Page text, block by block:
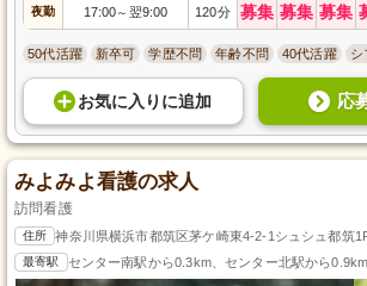
夜勤 17:00～ 翌9:00 120分 募集 募集 募集
50代活躍 新卒可 学歴不問 年齢不問 40代活躍 シ
お気に入り に追加 応
みよみよ看護の求人
訪問看護
住所 神奈川県横浜市都筑区茅ケ崎東4-2-1シュシュ都筑
最寄駅 センター南駅から0.3km、センター北駅から